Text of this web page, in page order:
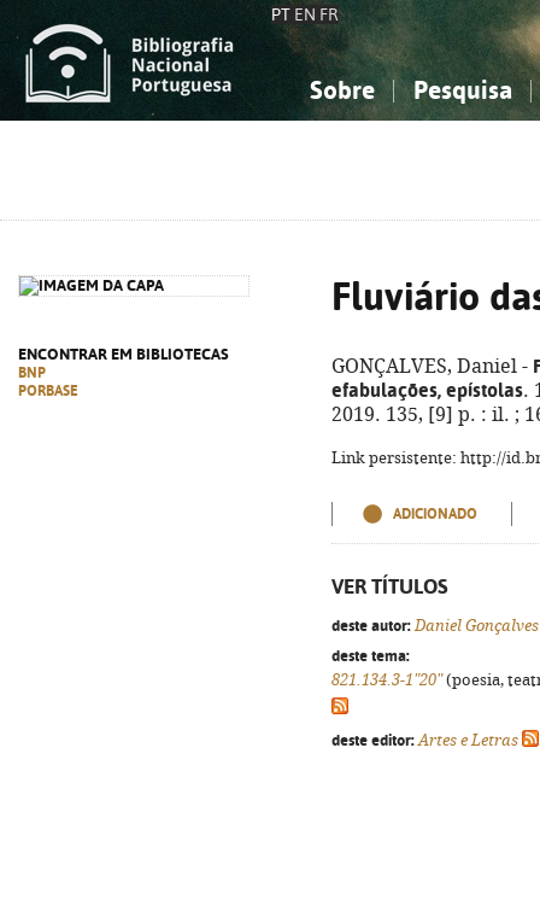
PT EN FR
Sobre Pesquisa
ENCONTRAR EM BIBLIOTECAS
BNP
PORBASE
Fluviário
GONÇALVES, Daniel -
efabulações, epístolas.
2019. 135, [9] p. : il. ;
Link persistente: http://
ADICIONADO
VER TÍTULOS
deste autor: Daniel Gonçalves
deste tema:
821.134.3-1"20"(poesia,
deste editor: Artes e Letras